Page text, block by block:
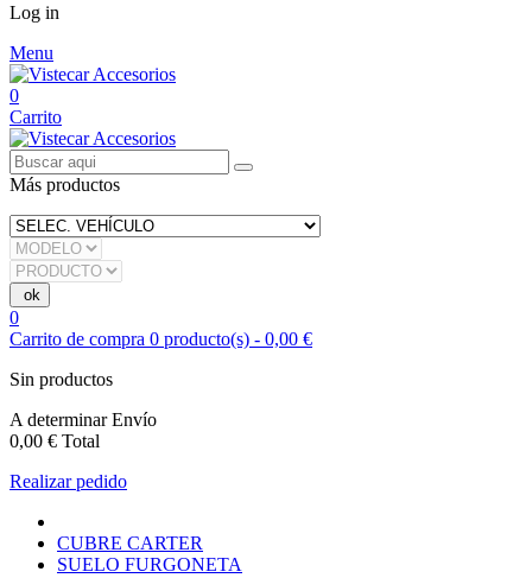
Log in
Menu
0
Carrito
Más productos
0
Carrito de compra 0 producto(s) - 0,00 €
Sin productos
A determinarEnvío
0,00 € Total
Realizar pedido
CUBRE CARTER
SUELO FURGONETA